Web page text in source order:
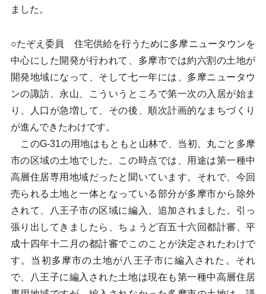
ました。
○たぞえ委員 住宅供給を行うために多摩ニュータウンを
中心にした開発が行われて、多摩市では約六割の土地が
開発地域になって、そして七一年には、多摩ニュータウ
ンの諏訪、永山、こういうところで第一次の入居が始ま
り、人口が急増して、その後、順次計画的なまちづくり
が進んできたわけです。
このG-31の用地はもともと山林で、当初、丸ごと多摩
市の区域の土地でした。この時点では、用途は第一種中
高層住居専用地域だったと聞いています。それで、今回
売られる土地と一体となっている部分が多摩市から除外
されて、八王子市の区域に編入、追加されました。引っ
張り出してきましたら、ちょうど百五十六回都計審、平
成十四年十二月の都計審でこのことが決定されたわけで
す。当初多摩市の土地が八王子市に編入された。それ
で、八王子に編入された土地は現在も第一種中高層住居